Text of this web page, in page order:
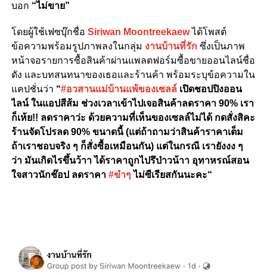
บอก “ไม่ขาย”
โดยผู้ใช้เฟซบุ๊กชื่อ Siriwan Moontreekaew ได้โพสต์
ข้อความพร้อมรูปภาพลงในกลุ่ม งานบ้านที่รัก ซึ่งเป็นภาพ
หน้าจอรายการซื้อสินค้าผ่านแพลตฟอร์มซื้อขายออนไลน์ชื่อ
ดัง และบทสนทนาของเธอและร้านค้า พร้อมระบุข้อความใน
แคปชั่นว่า “#อวสานแม่บ้านแพ้ของเซลล์ เปิดชอปปิงออน
ไลน์ ในแอปสีส้ม ช่วงเวลาเข้าไปเจอสินค้าลดราคา 90% เรา
ก็เห้ย!! ลดราคาว่ะ ด้วยความที่เห็นของเซลล์ไม่ได้ กดสั่งสิคะ
ร้านจัดโปรลด 90% ขนาดนี้ (แต่ถ้าถามว่าสินค้าราคาเต็ม
ถ้าเราชอบจริง ๆ ก็สั่งซื้อเหมือนกัน) แต่ในกรณี เรายังงง ๆ
ว่า มันเกิดไรขึ้นว้าา ได้ราคาถูกไปรึป่าวน้าา อุทาหรณ์สอน
ใจสาวนักช๊อป ลดราคา #ขำๆ ไม่ซีเรียสกันนะคะ“